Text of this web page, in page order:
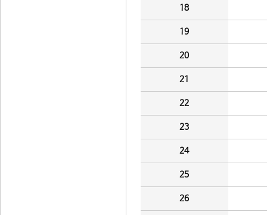
18
19
20
21
22
23
24
25
26